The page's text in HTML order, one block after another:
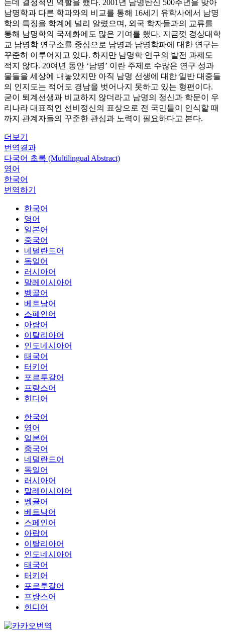
는데 결정적인 역할을 했다. 2001년 남명탄신 500주년을 맞아
남명학과 다른 학파와의 비교를 통해 16세기 유학사에서 남명
학의 특징을 학계에 널리 알렸으며, 외국 학자들과의 교류를
통해 남명학의 국제화에도 많은 기여를 했다. 지금껏 경상대학
교 남명학 연구소를 중심으로 남명과 남명학파에 대한 연구는
꾸준히 이루어지고 있다. 하지만 남명학 연구의 발전 과제도
적지 않다. 20여년 동안 ‘남명’ 이란 주제로 수많은 연구 성과
물들을 세상에 내놓았지만 아직 남명 선생에 대한 일반 대중들
의 인지도는 적어도 경남을 벗어나지 못하고 있는 형편이다.
굳이 퇴계선생과 비교하지 않더라고 남명의 정신과 학문이 우
리나라 대표적인 선비정신의 표상으로 전 국민들이 인식할 때
까지 관계자들의 꾸준한 관심과 노력이 필요하다고 본다.
더보기
번역결과
다국어 초록 (Multilingual Abstract)
영어
한국어
번역하기
한국어
영어
일본어
중국어
네덜란드어
독일어
러시아어
말레이시아어
벵골어
베트남어
스페인어
아랍어
이탈리아어
인도네시아어
태국어
터키어
포르투갈어
프랑스어
힌디어
한국어
영어
일본어
중국어
네덜란드어
독일어
러시아어
말레이시아어
벵골어
베트남어
스페인어
아랍어
이탈리아어
인도네시아어
태국어
터키어
포르투갈어
프랑스어
힌디어